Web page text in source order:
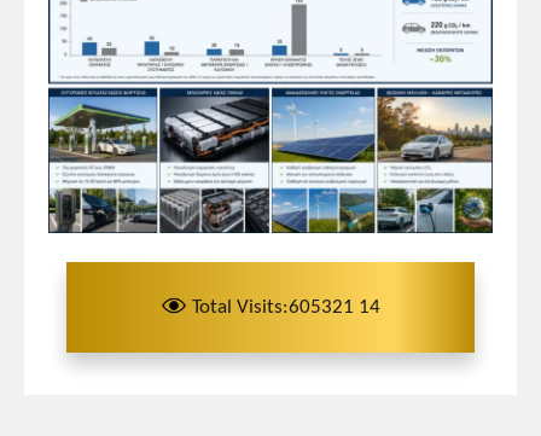
Total Visits:605321 14